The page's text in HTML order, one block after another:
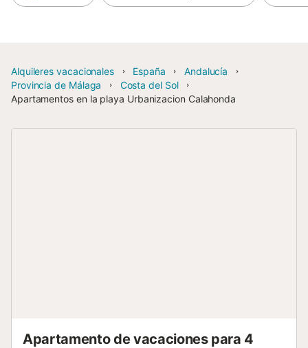
Alquileres vacacionales España
Andalucía
Provincia de Málaga
Costa del Sol
Apartamentos en la playa Urbanizacion Calahonda
Apartamento de vacaciones para 4